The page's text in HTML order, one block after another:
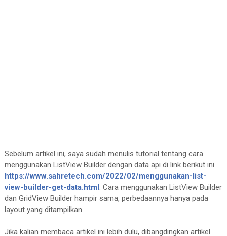
Sebelum artikel ini, saya sudah menulis tutorial tentang cara
menggunakan ListView Builder dengan data api di link berikut ini
https://www.sahretech.com/2022/02/menggunakan-list-
view-builder-get-data.html. Cara menggunakan ListView Builder
dan GridView Builder hampir sama, perbedaannya hanya pada
layout yang ditampilkan.
Jika kalian membaca artikel ini lebih dulu, dibangdingkan artikel